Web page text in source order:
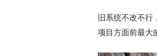
旧系统不改不行
项目方面前最大